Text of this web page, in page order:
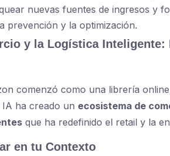
nuevas fuentes de ingresos y
prevención y la optimización.
y la Logística Inteligente:
comenzó como una librería
ha creado un ecosistema de
que ha redefinido el retail y la
en tu Contexto